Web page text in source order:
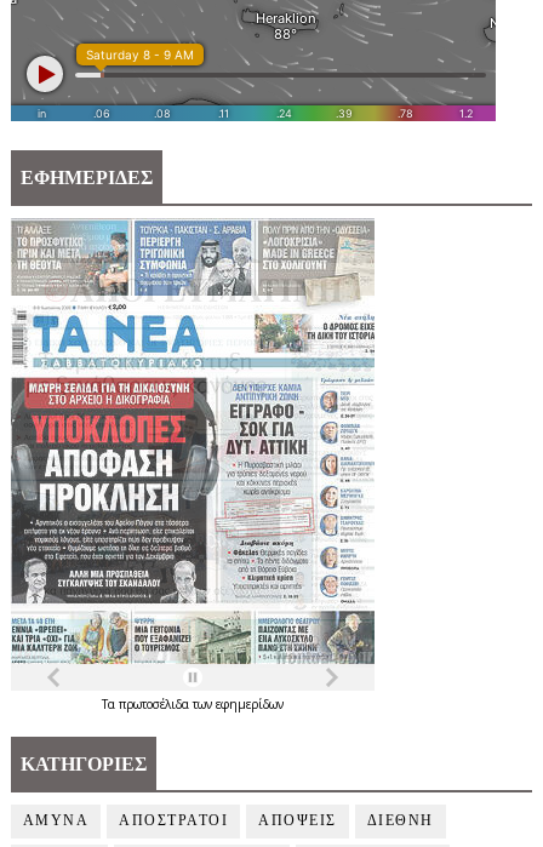
ΕΦΗΜΕΡΙΔΕΣ
Τα πρωτοσέλιδατων εφημερίδων
ΚΑΤΗΓΟΡΙΕΣ
ΑΜΥΝΑ ΑΠΟΣΤΡΑΤΟΙ ΑΠΟΨΕΙΣ ΔΙΕΘΝΗ